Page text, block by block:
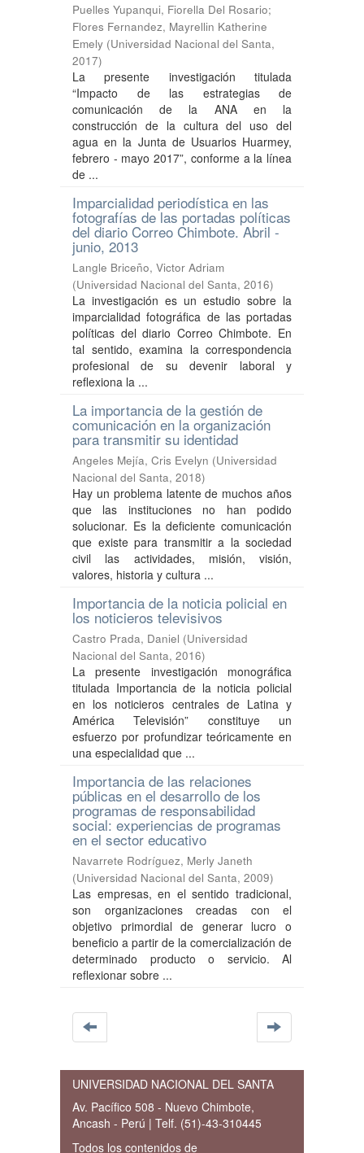
Puelles Yupanqui, Fiorella Del Rosario;
Flores Fernandez, Mayrellin Katherine
Emely (Universidad Nacional del Santa,
2017)
La presente investigación titulada
“Impacto de las estrategias de
comunicación de la ANA en la
construcción de la cultura del uso del
agua en la Junta de Usuarios Huarmey,
febrero - mayo 2017”, conforme a la línea
de ...
Imparcialidad periodística en las
fotografías de las portadas políticas
del diario Correo Chimbote. Abril -
junio, 2013
Langle Briceño, Victor Adriam
(Universidad Nacional del Santa, 2016)
La investigación es un estudio sobre la
imparcialidad fotográfica de las portadas
políticas del diario Correo Chimbote. En
tal sentido, examina la correspondencia
profesional de su devenir laboral y
reflexiona la ...
La importancia de la gestión de
comunicación en la organización
para transmitir su identidad
Angeles Mejía, Cris Evelyn (Universidad
Nacional del Santa, 2018)
Hay un problema latente de muchos años
que las instituciones no han podido
solucionar. Es la deficiente comunicación
que existe para transmitir a la sociedad
civil las actividades, misión, visión,
valores, historia y cultura ...
Importancia de la noticia policial en
los noticieros televisivos
Castro Prada, Daniel (Universidad
Nacional del Santa, 2016)
La presente investigación monográfica
titulada Importancia de la noticia policial
en los noticieros centrales de Latina y
América Televisión” constituye un
esfuerzo por profundizar teóricamente en
una especialidad que ...
Importancia de las relaciones
públicas en el desarrollo de los
programas de responsabilidad
social: experiencias de programas
en el sector educativo
Navarrete Rodríguez, Merly Janeth
(Universidad Nacional del Santa, 2009)
Las empresas, en el sentido tradicional,
son organizaciones creadas con el
objetivo primordial de generar lucro o
beneficio a partir de la comercialización de
determinado producto o servicio. Al
reflexionar sobre ...
UNIVERSIDAD NACIONAL DEL SANTA
Av. Pacífico 508 - Nuevo Chimbote,
Ancash - Perú | Telf. (51)-43-310445
Todos los contenidos de